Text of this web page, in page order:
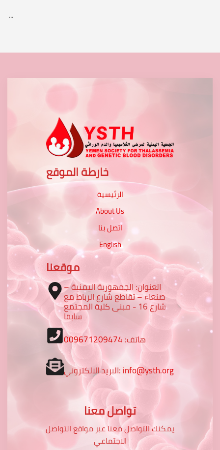
...
خارطة الموقع
الرئيسية
About Us
اتصل بنا
English
موقعنا
العنوان: الجمهورية اليمنية –
صنعاء – تقاطع شارع الرباط مع
شارع 16 - مبنى كلية المجتمع
سابقا
هاتف:009671209474
البريد الالكتروني:info@ysth.org
تواصل معنا
يمكنك التواصل معنا عبر مواقع التواصل
الاجتماعي